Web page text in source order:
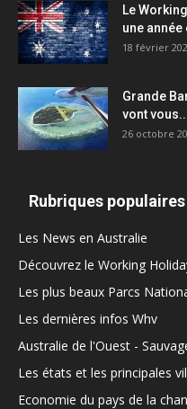
Le
une année
18 février
Grande
vont
26 octobre
Rubriques populaires
Les News en Australie
Découvrez le Working
Les plus beaux Parcs
Les dernières infos Whv
Australie de l'Ouest -
Les états et les principales
Economie du pays de la